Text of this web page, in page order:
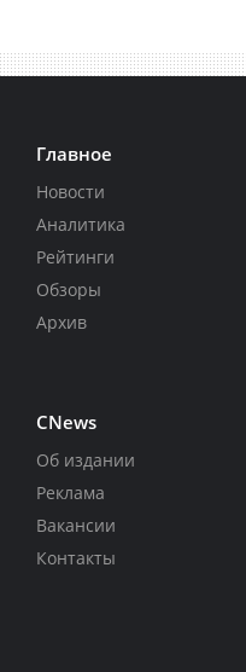
Главное
Новости
Аналитика
Рейтинги
Обзоры
Архив
CNews
Об издании
Реклама
Вакансии
Контакты